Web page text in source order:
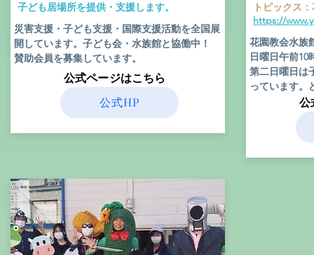
​子ども居場所を提供・支援します。
​災害支援・子ども支援・国際支援活動を全国展
開しています。子ども会・水族館と協働中！
賛助会員を募集しています。
​公式ページはこちら
公式HP
トピックス
https://
花園教会水族
日曜日午前
第二日曜日は
っています。
公